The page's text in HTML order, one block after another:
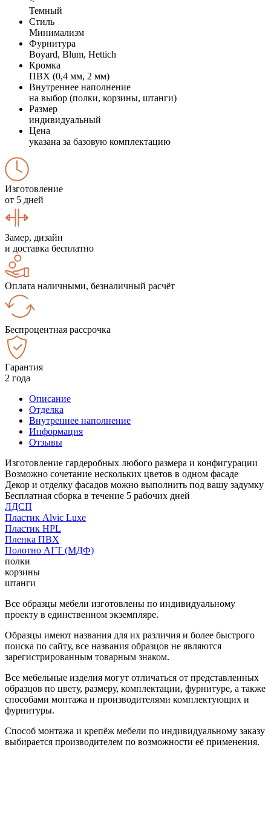
Темный
Стиль
Минимализм
Фурнитура
Boyard, Blum, Hettich
Кромка
ПВХ (0,4 мм, 2 мм)
Внутреннее наполнение
на выбор (полки, корзины, штанги)
Размер
индивидуальный
Цена
указана за базовую комплектацию
Изготовление
от 5 дней
Замер, дизайн
и доставка бесплатно
Оплата наличными, безналичный расчёт
Беспроцентная рассрочка
Гарантия
2 года
Описание
Отделка
Внутреннее наполнение
Информация
Отзывы
Изготовление гардеробных любого размера и конфигурации
Возможно сочетание нескольких цветов в одном фасаде
Декор и отделку фасадов можно выполнить под вашу задумку
Бесплатная сборка в течение 5 рабочих дней
ЛДСП
Пластик Alvic Luxe
Пластик HPL
Пленка ПВХ
Полотно АГТ (МДФ)
полки
корзины
штанги
Все образцы мебели изготовлены по индивидуальному
проекту в единственном экземпляре.
Образцы имеют названия для их различия и более быстрого
поиска по сайту, все названия образцов не являются
зарегистрированным товарным знаком.
Все мебельные изделия могут отличаться от представленных
образцов по цвету, размеру, комплектации, фурнитуре, а также
способами монтажа и производителями комплектующих и
фурнитуры.
Способ монтажа и крепёж мебели по индивидуальному заказу
выбирается производителем по возможности её применения.